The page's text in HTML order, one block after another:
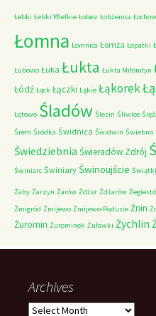
Łebki Łebki Wielkie Łobez Łobżenica
Łomna Łomnica Łomża Łopatki
Łubowo Łuka Łukta Łukta Miłomłyn
Łódź Łąck Łączki Łąkie Łąkorek
Łętowo Śladów Ślesin Śliwice
Śrem Śródka Świdnica Świdwin Świebno
Świedziebnia Świeradów Zdrój
Świniarc Świniary Świnoujście Świątki
Żaby Żarzyn Żarów Żdżar Żdżarów
Żmigród Żmijewo Żmijewo-Podusie Żnin
Żuromin Żurominek Żuławki Żychlin
Archives
Archives